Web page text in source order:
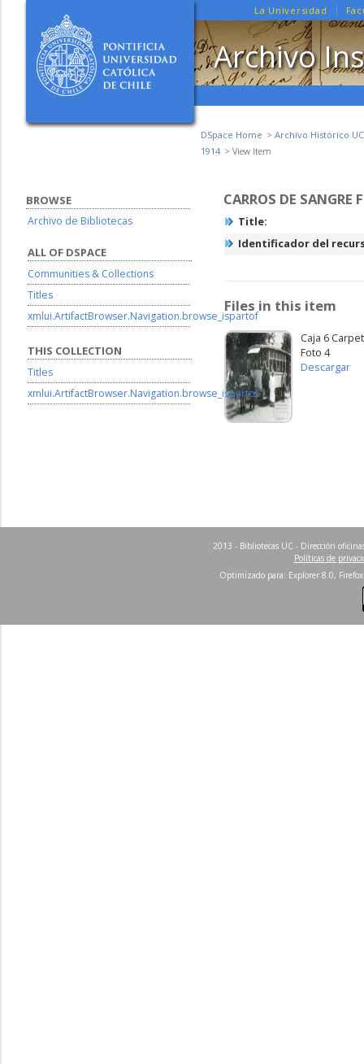
La Universidad
Archivo
DSpace Home
Archivo Histórico UC
1914
View Item
CARROS DE SANGRE
Title:
Identificador del
Files in this item
Caja 6
Foto 4
Descargar
BROWSE
Archivo de Bibliotecas
ALL OF DSPACE
Communities & Collections
Titles
xmlui.ArtifactBrowser.Navigation.browse_ispartof
THIS COLLECTION
Titles
xmlui.ArtifactBrowser.Navigation.browse_ispartof
2013 - Bibliotecas UC - Dirección
Políticas de
Optimizado para: Explorer 8.0,